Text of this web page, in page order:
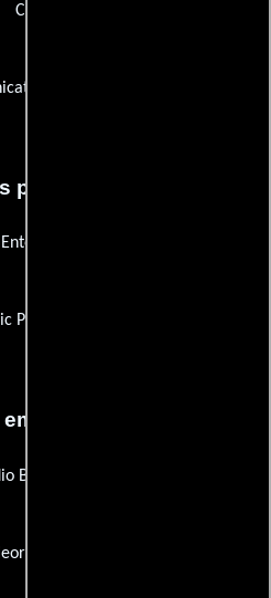
CS
Company (TCC)
productoras
Pictures (II)
Broadcast Hall
Berlin (RSB)